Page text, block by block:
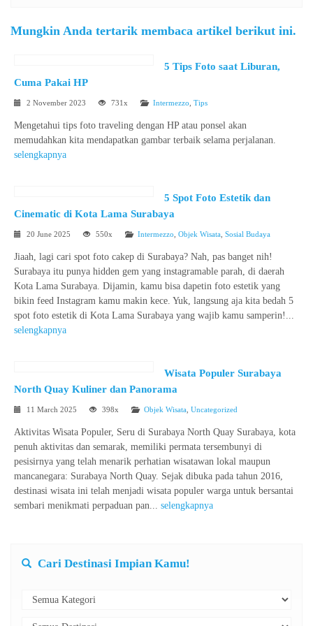
Mungkin Anda tertarik membaca artikel berikut ini.
5 Tips Foto saat Liburan,
Cuma Pakai HP
2 November 2023 731x Intermezzo Tips
Mengetahui tips foto traveling dengan HP atau ponsel akan
memudahkan kita mendapatkan gambar terbaik selama perjalanan.
selengkapnya
5 Spot Foto Estetik dan
Cinematic di Kota Lama Surabaya
20 June 2025 550x Intermezzo Objek Wisata Sosial Budaya
Jiaah, lagi cari spot foto cakep di Surabaya? Nah, pas banget nih!
Surabaya itu punya hidden gem yang instagramable parah, di daerah
Kota Lama Surabaya. Dijamin, kamu bisa dapetin foto estetik yang
bikin feed Instagram kamu makin kece. Yuk, langsung aja kita bedah 5
spot foto estetik di Kota Lama Surabaya yang wajib kamu samperin!...
selengkapnya
Wisata Populer Surabaya
North Quay Kuliner dan Panorama
11 March 2025 398x Objek Wisata Uncategorized
Aktivitas Wisata Populer, Seru di Surabaya North Quay Surabaya, kota
penuh aktivitas dan semarak, memiliki permata tersembunyi di
pesisirnya yang telah menarik perhatian wisatawan lokal maupun
mancanegara: Surabaya North Quay. Sejak dibuka pada tahun 2016,
destinasi wisata ini telah menjadi wisata populer warga untuk bersantai
sembari menikmati perpaduan pan... selengkapnya
Cari Destinasi Impian Kamu!